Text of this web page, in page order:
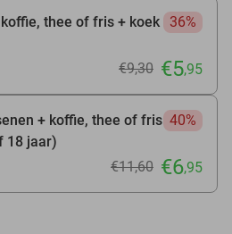
thee of fris + koek
36%
€9,30 €5,95
+ koffie, thee of fris
18 jaar)
40%
€11,60 €6,95